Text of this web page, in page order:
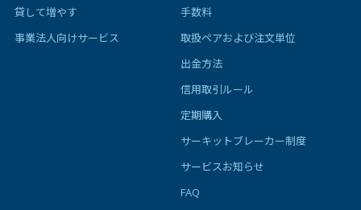
貸して増やす
事業法人向けサービス
手数料
取扱ペアおよび注文単位
出金方法
信用取引ルール
定期購入
サーキットブレーカー制度
サービスお知らせ
FAQ